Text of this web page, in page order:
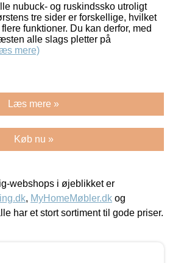
nubuck- og ruskindssko utroligt
tre sider er forskellige, hvilket
funktioner. Du kan derfor, med
alle slags pletter på
mere)
Læs mere »
Køb nu »
webshops i øjeblikket er
, MyHomeMøbler.dk og
har et stort sortiment til gode priser.